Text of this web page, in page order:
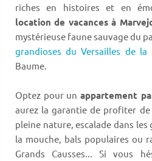
riches en histoires et en
location de vacances à
mystérieuse faune sauvage du
grandioses du Versailles de la
Baume.
Optez pour un appartement
aurez la garantie de profiter
pleine nature, escalade dans
la mouche, bals populaires ou
Grands Causses... Si vous